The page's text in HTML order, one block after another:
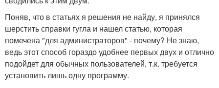
Поняв, что в статьях я решения не найду, я принялся
шерстить справки гугла и нашел статью, которая
помечена "для администраторов" - почему? Не знаю,
ведь этот способ гораздо удобнее первых двух и отлично
подойдет для обычных пользователей, т.к. требуется
установить лишь одну программу.